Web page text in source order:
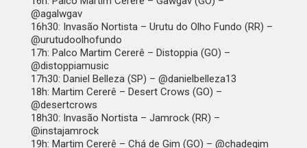
@agalwgav
16h30: Invasão Nortista – Urutu do Olho Fundo (RR) –
@urutudoolhofundo
17h: Palco Martim Cererê – Distoppia (GO) –
@distoppiamusic
17h30: Daniel Belleza (SP) – @danielbelleza13
18h: Martim Cererê – Desert Crows (GO) –
@desertcrows
18h30: Invasão Nortista – Jamrock (RR) –
@instajamrock
19h: Martim Cererê – Chá de Gim (GO) – @chadegim